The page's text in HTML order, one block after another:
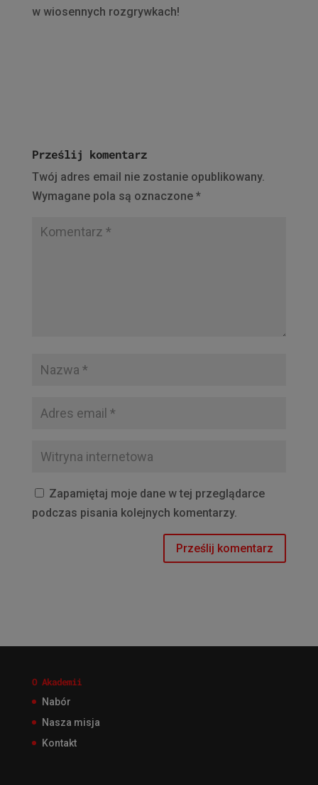
w wiosennych rozgrywkach!
Prześlij komentarz
Twój adres email nie zostanie opublikowany.
Wymagane pola są oznaczone *
Zapamiętaj moje dane w tej przeglądarce
podczas pisania kolejnych komentarzy.
O Akademii
Nabór
Nasza misja
Kontakt